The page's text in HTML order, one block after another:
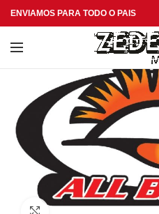
ENVIAMOS PARA TODO O PAIS